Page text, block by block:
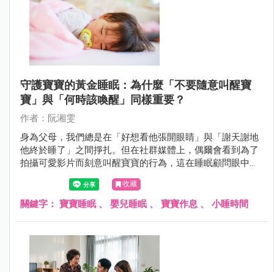
守護寶寶的黃金睡眠：為什麼「不要隨意叫醒寶
寶」與「何時該喚醒」同樣重要？
作者：阮湘雯
身為父母，我們總是在「好想看他張開眼睛」與「謝天謝地
他終於睡了」之間掙扎。但在社群媒體上，偶爾會看到為了
拍攝可愛影片而刻意叫醒寶寶的行為，這在睡眠顧問眼中，
其實隱藏著影響發展的風險。今天，我想與大家分享關於
「喚醒寶寶」的科學與藝術。
收藏
關鍵字： 寶寶睡眠、 嬰兒睡眠、 寶寶作息 、 小睡時間